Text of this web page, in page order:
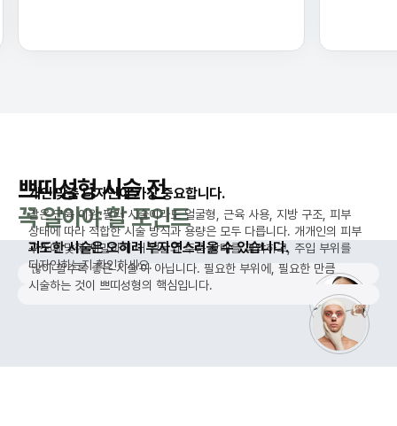
쁘띠성형 시술 전
꼭 알아야 할 포인트
개인 맞춤 디자인이 가장 중요합니다.
같은 근육 이완·필러 시술이라도 얼굴형, 근육 사용, 지방 구조, 피부
상태에 따라 적합한 시술 방식과 용량은 모두 다릅니다. 개개인의 피부
구조에 맞춰 세밀하게 내 얼굴의 주름 상태를 파악하고, 주입 부위를
디자인하는지 확인하세요.
과도한 시술은 오히려 부자연스러울 수 있습니다.
‘많이 할수록 좋은 시술’이 아닙니다. 필요한 부위에, 필요한 만큼
시술하는 것이 쁘띠성형의 핵심입니다.